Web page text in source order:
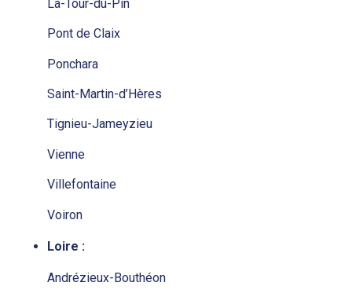
La-Tour-du-Pin
Pont de Claix
Ponchara
Saint-Martin-d’Hères
Tignieu-Jameyzieu
Vienne
Villefontaine
Voiron
Loire :
Andrézieux-Bouthéon